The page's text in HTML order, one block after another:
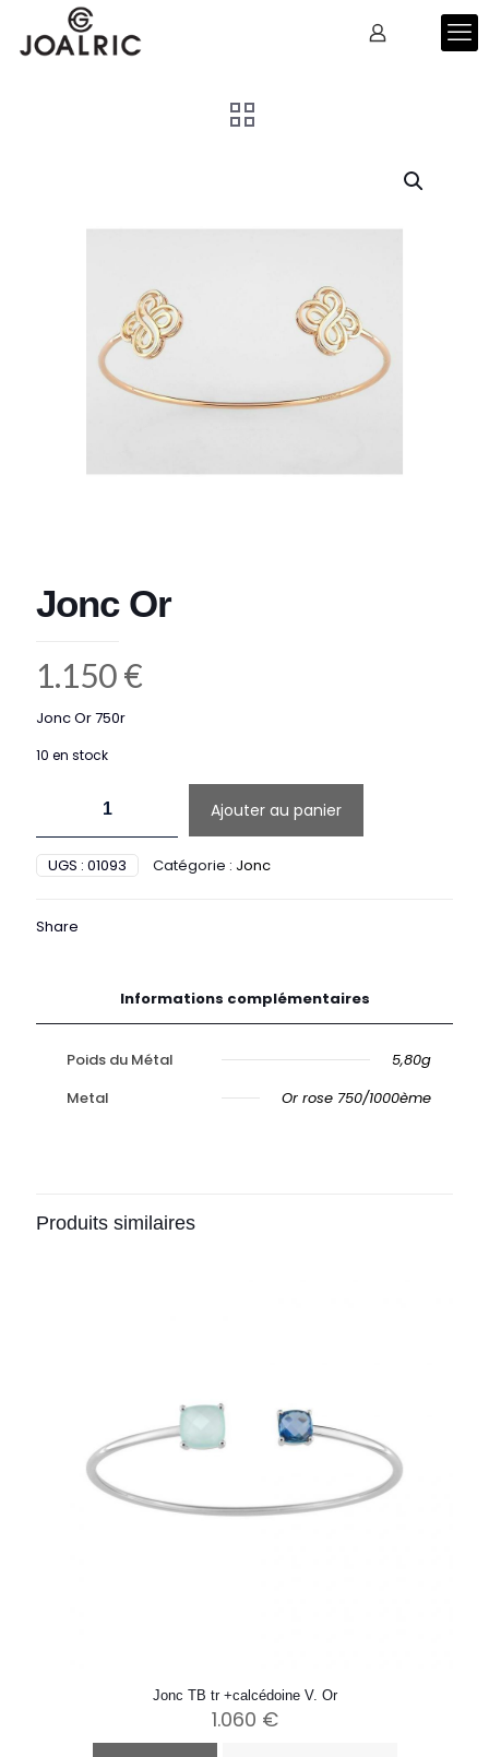
Jonc Or
1.150€
Jonc Or 750r
10 en stock
Jonc
Or
Ajouter au panier
UGS : 01093 Catégorie : Jonc
Share
Informations complémentaires
Poids du Métal
5,80g
Metal
Or rose 750/1000ème
Produits similaires
Jonc TB tr +calcédoine V. Or
1.060 €